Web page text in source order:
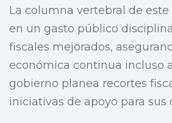
La columna vertebral de
en un gasto público
fiscales mejorados,
económica continua incluso
gobierno planea recortes
iniciativas de apoyo para sus